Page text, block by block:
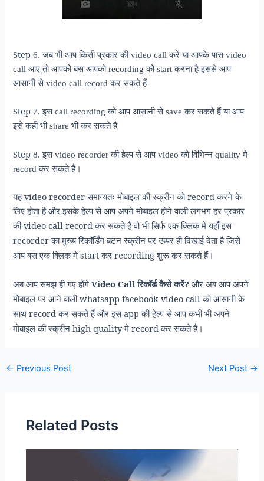
Step6. जब भी आप किसी प्रकार की video call करें या आपके पास video
call आए तो आपको बस आपको recording को start करना है इससे आप
आसानी से video call record कर सकते हैं
Step 7. इस call recording को आप आसानी से save कर सकते हैं या आप
इसे कहीं भी share भी कर सकते हैं
Step8. इस video recorder की हेल्प से आप video को विभिन्न quality मे
record कर सकते हैं।
यहvideo recorderसमान्यतः मोबाइल की स्क्रीन कोrecordकरने के
लिए होता है और इसके हेल्प से आप अपने मोबाइल होने वाली लगभग हर प्रकार
कीvideo call recordकर सकते हैं वो भी सिर्फ एक क्लिक मे यहाँ इस
recorderका मुख्य रिकॉर्डिंग बटन स्क्रीन पर ऊपर ही दिखाई देता है जिसे
आप बस एक क्लिक मेstartकरrecordingशुरू कर सकते हैं।
अब आप समझ ही गए होंगेVideo Callरिकॉर्ड कैसे करें?और अब आप अपने
मोबाइल पर आने वालीwhatsapp facebook video callको आसानी के
साथrecordकर सकते हैं और इसappकी हेल्प से आप कभी भी अपने
मोबाइल की स्क्रीनhigh qualityमेrecordकर सकते हैं।
Post
← Previous Post Next Post →
Related Posts